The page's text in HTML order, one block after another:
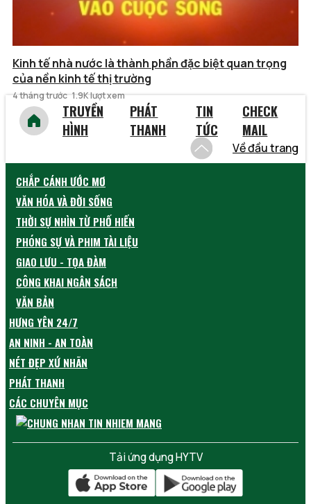
Kinh tế nhà nước là thành phần đặc biệt quan trọng
của nền kinh tế thị trường
4 tháng trước 1.9K lượt xem
TRUYỀN
HÌNH
PHÁT
THANH
TIN
TỨC
CHECK
MAIL
Về đầu trang
CHẮP CÁNH ƯỚC MƠ
VĂN HÓA VÀ ĐỜI SỐNG
THỜI SỰ NHÌN TỪ PHỐ HIẾN
PHÓNG SỰ VÀ PHIM TÀI LIỆU
GIAO LƯU - TỌA ĐÀM
CÔNG KHAI NGÂN SÁCH
VĂN BẢN
HƯNG YÊN 24/7
AN NINH - AN TOÀN
NÉT ĐẸP XỨ NHÃN
PHÁT THANH
CÁC CHUYÊN MỤC
Tải ứng dụng HYTV